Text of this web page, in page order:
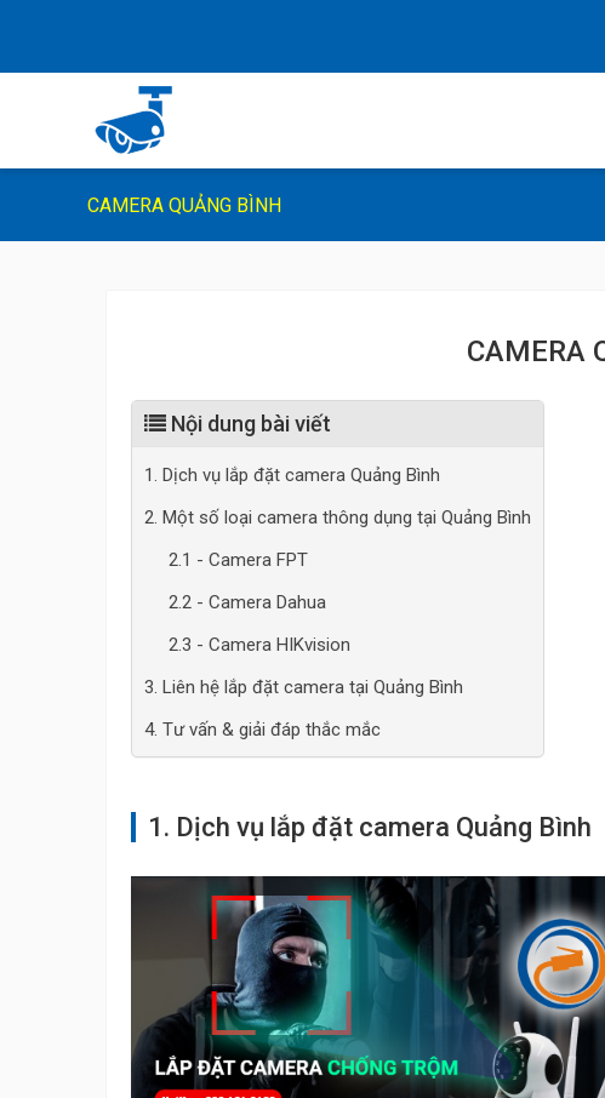
CAMERA QUẢNG BÌNH
CAMERA
Nội dung bài viết
1. Dịch vụ lắp đặt camera Quảng Bình
2. Một số loại camera thông dụng tại Quảng Bình
2.1 - Camera FPT
2.2 - Camera Dahua
2.3 - Camera HIKvision
3. Liên hệ lắp đặt camera tại Quảng Bình
4. Tư vấn & giải đáp thắc mắc
1. Dịch vụ lắp đặt camera Quảng Bình